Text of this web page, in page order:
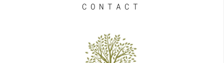
CONTACT